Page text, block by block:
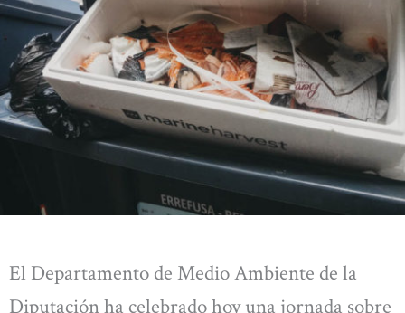
El Departamento de Medio Ambiente de la
Diputación ha celebrado hoy una jornada sobre